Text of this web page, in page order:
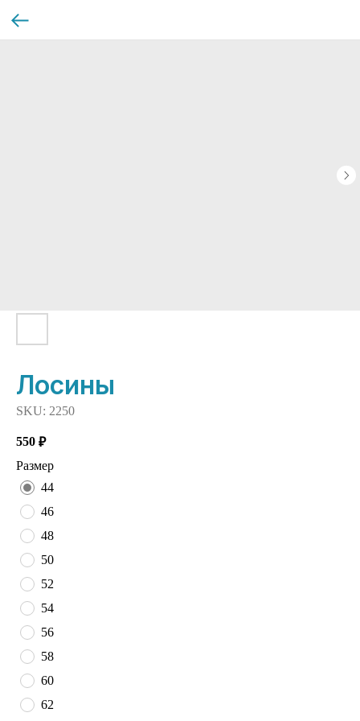
Лосины
SKU: 2250
550 ₽
Размер
44
46
48
50
52
54
56
58
60
62